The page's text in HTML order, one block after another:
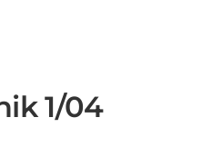
1/04